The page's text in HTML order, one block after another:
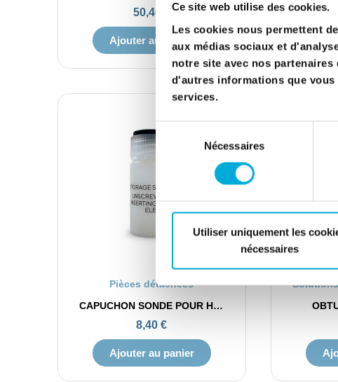
Ce site web utilise des cookies.
Les cookies nous permettent
aux médias sociaux et
notre site avec nos
d'autres informations que
services.
Sélection
du
consentement
Nécessaires
Utiliser uniquement les
nécessaires
50,40 €
Ajouter au panier
APERÇU RAPIDE
Pièces détachées
CAPUCHON SONDE POUR HIVERNAGE
8,40 €
Ajouter au panier